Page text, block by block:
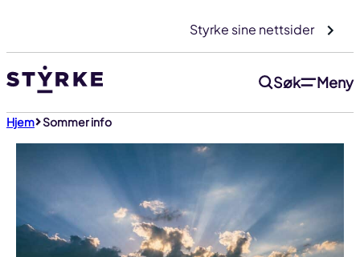
innhold
Styrke sine nettsider
Søk Meny
Hjem Sommer info